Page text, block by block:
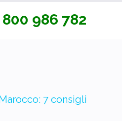
800 986 782
7 consigli